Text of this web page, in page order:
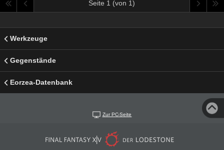
Seite 1 (von 1)
Werkzeuge
Gegenstände
Eorzea-Datenbank
Zur PC-Seite